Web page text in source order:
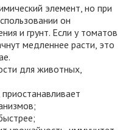
элемент, но при
он
и грунт. Если у томатов
медленнее расти, это
для животных,